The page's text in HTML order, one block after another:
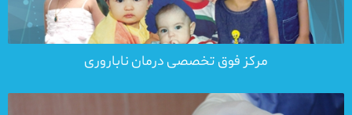
مرکز فوق تخصصی درمان ناباروری